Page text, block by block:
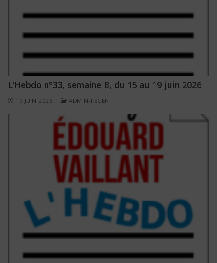
L’Hebdo n°33, semaine B, du 15 au 19 juin 2026
19 JUIN 2026 ADMIN-RECENT